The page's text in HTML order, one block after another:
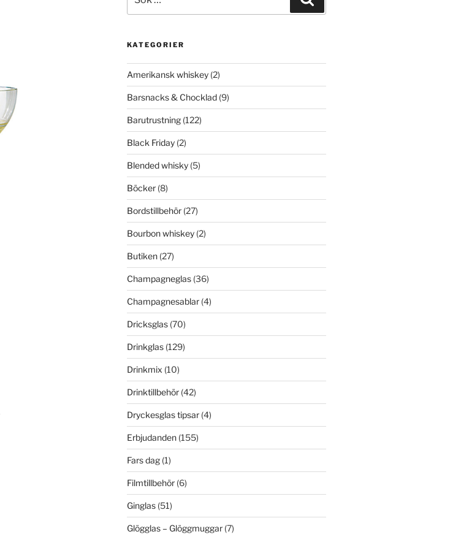
efter:
KATEGORIER
Amerikansk whiskey(2)
Barsnacks & Chocklad(9)
Barutrustning(122)
Black Friday(2)
Blended whisky(5)
Böcker(8)
Bordstillbehör(27)
Bourbon whiskey(2)
Butiken(27)
Champagneglas(36)
Champagnesablar(4)
Dricksglas(70)
Drinkglas(129)
Drinkmix (10)
Drinktillbehör(42)
Dryckesglas tipsar(4)
Erbjudanden(155)
Fars dag(1)
Filmtillbehör(6)
Ginglas(51)
Glögglas – Glöggmuggar(7)